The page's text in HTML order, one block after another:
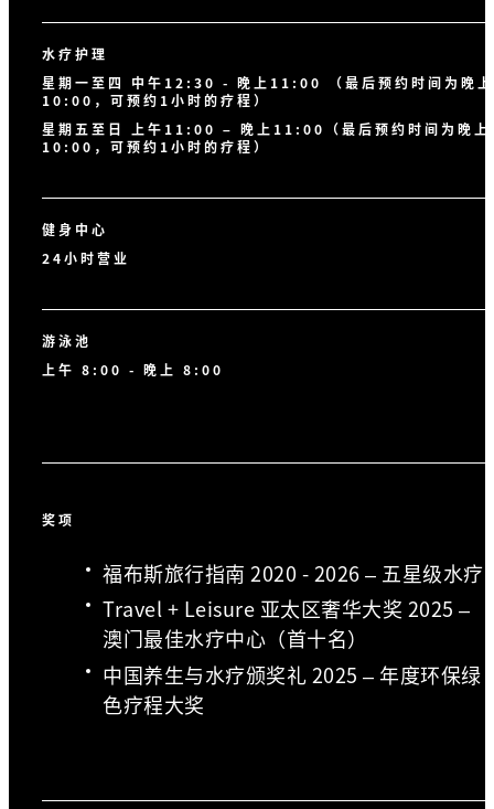
水疗护理
星期一至四 中午12:30 - 晚上11:00 （最后预约时间为晚上
10:00，可预约1小时的疗程）
星期五至日 上午11:00 – 晚上11:00（最后预约时间为晚上
10:00，可预约1小时的疗程）
健身中心
24小时营业
游泳池
上午 8:00 - 晚上 8:00
奖项
福布斯旅行指南 2020 - 2026 – 五星级水疗
Travel + Leisure 亚太区奢华大奖 2025 –
澳门最佳水疗中心（首十名）
中国养生与水疗颁奖礼 2025 – 年度环保绿
色疗程大奖